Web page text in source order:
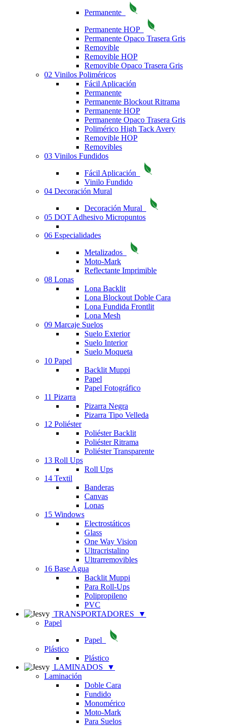
Permanente
Permanente HOP
Permanente Opaco Trasera Gris
Removible
Removible HOP
Removible Opaco Trasera Gris
02 Vinilos Poliméricos
Fácil Aplicación
Permanente
Permanente Blockout Ritrama
Permanente HOP
Permanente Opaco Trasera Gris
Polimérico High Tack Avery
Removible HOP
Removibles
03 Vinilos Fundidos
Fácil Aplicación
Vinilo Fundido
04 Decoración Mural
Decoración Mural
05 DOT Adhesivo Micropuntos
06 Especialidades
Metalizados
Moto-Mark
Reflectante Imprimible
08 Lonas
Lona Backlit
Lona Blockout Doble Cara
Lona Fundida Frontlit
Lona Mesh
09 Marcaje Suelos
Suelo Exterior
Suelo Interior
Suelo Moqueta
10 Papel
Backlit Muppi
Papel
Papel Fotográfico
11 Pizarra
Pizarra Negra
Pizarra Tipo Velleda
12 Poliéster
Poliéster Backlit
Poliéster Ritrama
Poliéster Transparente
13 Roll Ups
Roll Ups
14 Textil
Banderas
Canvas
Lonas
15 Windows
Electrostáticos
Glass
One Way Vision
Ultracristalino
Ultrarremovibles
16 Base Agua
Backlit Muppi
Para Roll-Ups
Polipropileno
PVC
TRANSPORTADORES
▼
Papel
Papel
Plástico
Plástico
LAMINADOS
▼
Laminación
Doble Cara
Fundido
Monomérico
Moto-Mark
Para Suelos